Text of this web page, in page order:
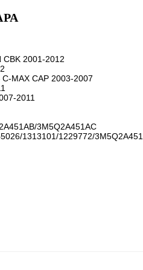
CBK 2001-2012
MAX CAP 2003-2007
2011
3M5Q2A451AC
1313101/1229772/